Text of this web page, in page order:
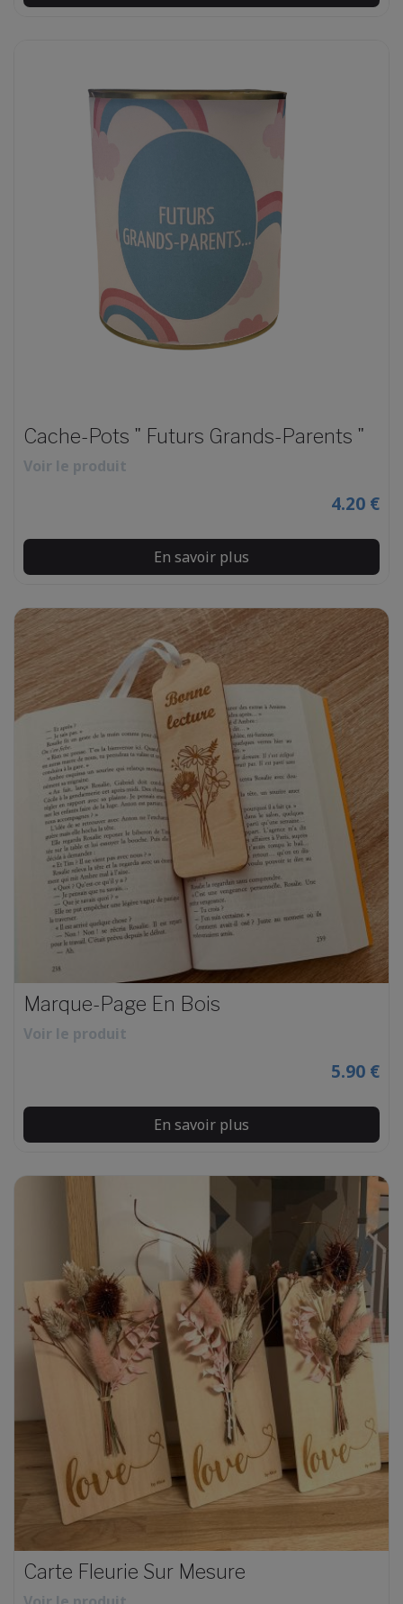
Cache-Pots " Futurs Grands-Parents "
Voir le produit
4.20 €
En savoir plus
Marque-Page En Bois
Voir le produit
5.90 €
En savoir plus
Carte Fleurie Sur Mesure